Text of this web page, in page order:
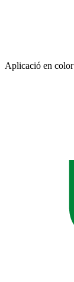
Aplicació en color